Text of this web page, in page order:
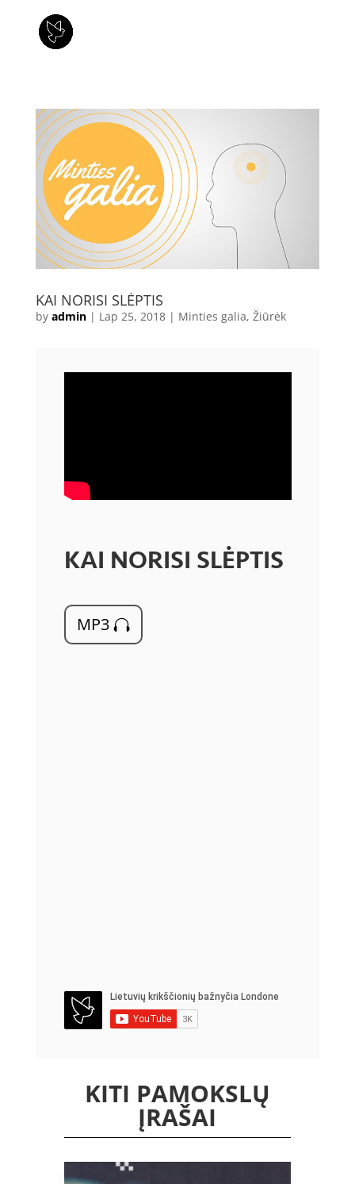
KAI NORISI SLĖPTIS
by admin| Lap 25, 2018| Minties galia, Žiūrėk
KAI NORISI SLĖPTIS
MP3
KITI PAMOKSLŲ
ĮRAŠAI